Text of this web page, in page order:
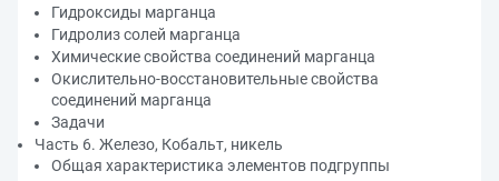
Гидроксиды марганца
Гидролиз солей марганца
Химические свойства соединений марганца
Окислительно-восстановительные свойства
соединений марганца
Задачи
Часть 6. Железо, Кобальт, никель
Общая характеристика элементов подгруппы